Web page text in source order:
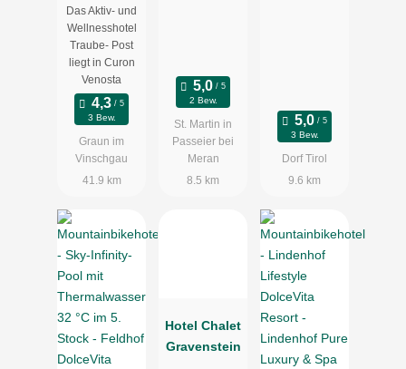
Post
Das Aktiv- und
Wellnesshotel
Traube- Post
liegt in Curon
Venosta
3 Bew.
Graun im
Vinschgau
41.9 km
2 Bew.
St. Martin in
Passeier bei
Meran
8.5 km
3 Bew.
Dorf Tirol
9.6 km
Hotel Chalet
Gravenstein